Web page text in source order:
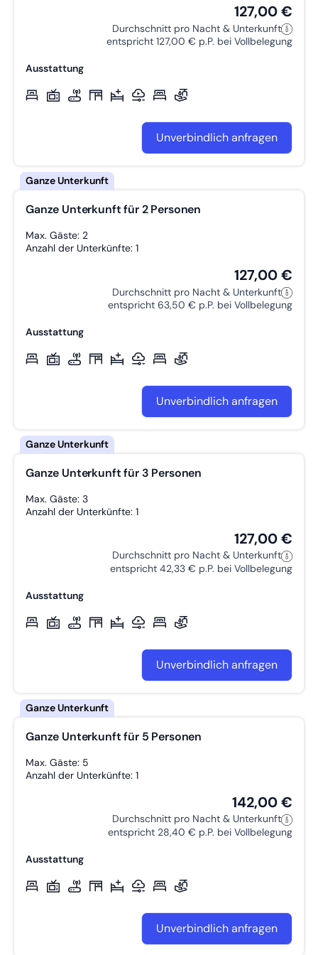
127,00 €
Durchschnitt pro Nacht & Unterkunft
entspricht 127,00 € p.P. bei Vollbelegung
Ausstattung
Unverbindlich anfragen
Ganze Unterkunft für 2 Personen
Max. Gäste: 2
Anzahl der Unterkünfte: 1
127,00 €
Durchschnitt pro Nacht & Unterkunft
entspricht 63,50 € p.P. bei Vollbelegung
Ausstattung
Unverbindlich anfragen
Ganze Unterkunft für 3 Personen
Max. Gäste: 3
Anzahl der Unterkünfte: 1
127,00 €
Durchschnitt pro Nacht & Unterkunft
entspricht 42,33 € p.P. bei Vollbelegung
Ausstattung
Unverbindlich anfragen
Ganze Unterkunft für 5 Personen
Max. Gäste: 5
Anzahl der Unterkünfte: 1
142,00 €
Durchschnitt pro Nacht & Unterkunft
entspricht 28,40 € p.P. bei Vollbelegung
Ausstattung
Unverbindlich anfragen